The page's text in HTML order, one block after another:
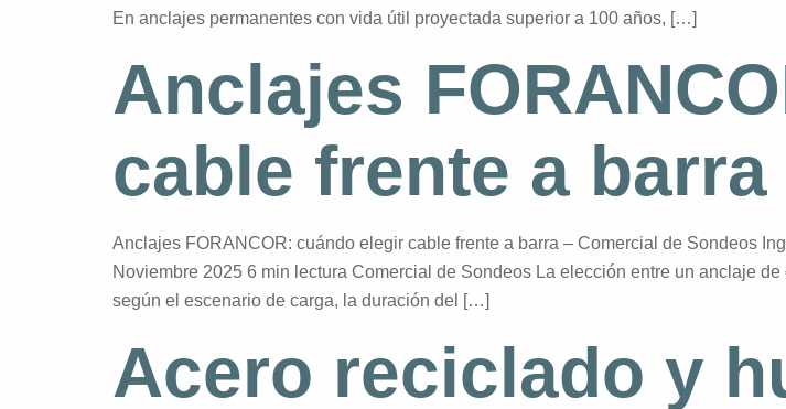
En anclajes permanentes con vida útil proyectada superior a 100 años, […]
Anclajes
cable frente a barra
Anclajes FORANCOR: cuándo elegir cable frente a barra – Comercial de Sondeos
Noviembre 2025 6 min lectura Comercial de Sondeos La elección entre un anclaje
según el escenario de carga, la duración del […]
Acero reciclado y